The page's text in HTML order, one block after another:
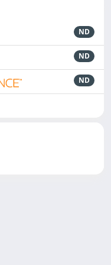
ND
ND
ND